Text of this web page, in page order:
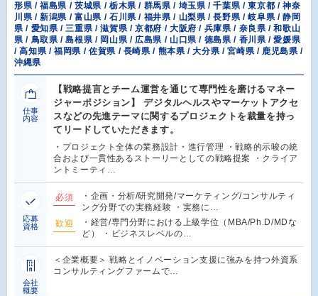
形県 / 福島県 / 茨城県 / 栃木県 / 群馬県 / 埼玉県 / 千葉県 / 東京都 / 神奈
川県 / 新潟県 / 富山県 / 石川県 / 福井県 / 山梨県 / 長野県 / 岐阜県 / 静岡
県 / 愛知県 / 三重県 / 滋賀県 / 京都府 / 大阪府 / 兵庫県 / 奈良県 / 和歌山
県 / 鳥取県 / 島根県 / 岡山県 / 広島県 / 山口県 / 徳島県 / 香川県 / 愛媛県
/ 高知県 / 福岡県 / 佐賀県 / 長崎県 / 熊本県 / 大分県 / 宮崎県 / 鹿児島県 /
沖縄県
仕事
内容
【戦略提言とチーム運営を通じて専門性を磨けるマネー
ジャーポジション】 デジタルヘルスやマーケットアクセ
スなどの先進テーマに関するプロジェクトを裁量を持っ
てリードしていただきます。
・プロジェクト全体の業務設計・進行管理 ・戦略的示唆の統
合および一貫性あるストーリーとしての戦略提案 ・クライア
ントミーティ…
応募
資格
必須
・企画・分析/研究開発/マーケティング/コンサルティ
ング分野での実務経験 ・実務に…
歓迎
・経営/専門分野における上級学位（MBA/Ph.D/MDな
ど） ・ビジネスレベルの…
会社
概要
＜企業概要＞ 戦略とイノベーション支援に強みを持つ外資系
コンサルティングファームで…